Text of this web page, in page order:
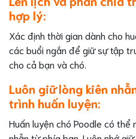
hợp lý:
Xác định thời gian dành cho
các buổi ngắn để giữ sự tập
cho cả bạn và chó.
Luôn giữ lòng kiên
trình huấn luyện:
Huấn luyện chó Poodle có